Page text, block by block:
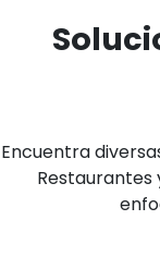
Encuentra
Restaurantes